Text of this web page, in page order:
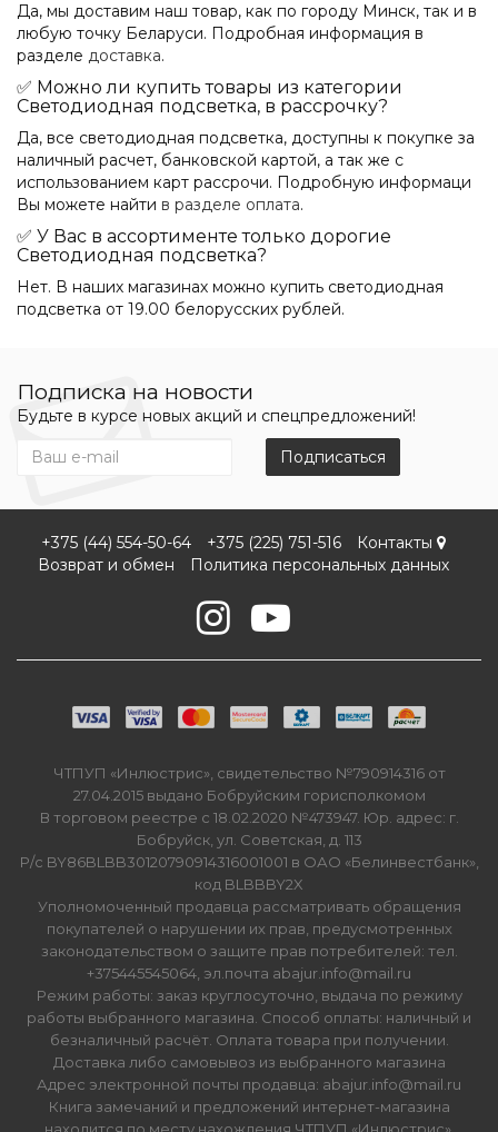
Да, мы доставим наш товар, как по городу Минск, так и в
любую точку Беларуси. Подробная информация в
разделе доставка.
✅ Можно ли купить товары из категории
Светодиодная подсветка, в рассрочку?
Да, все светодиодная подсветка, доступны к покупке за
наличный расчет, банковской картой, а так же с
использованием карт рассрочи. Подробную информаци
Вы можете найти в разделе оплата.
✅ У Вас в ассортименте только дорогие
Светодиодная подсветка?
Нет. В наших магазинах можно купить светодиодная
подсветка от 19.00 белорусских рублей.
Подписка на новости
Будьте в курсе новых акций и спецпредложений!
Подписаться
+375 (44) 554-50-64 +375 (225) 751-516
Контакты
Возврат и обмен
Политика персональных данных
ЧТПУП «Инлюстрис», свидетельство №790914316 от
27.04.2015 выдано Бобруйским горисполкомом
В торговом реестре с 18.02.2020 №473947. Юр. адрес: г.
Бобруйск, ул. Советская, д. 113
Р/с BY86BLBB30120790914316001001 в ОАО «Белинвестбанк»,
код BLBBBY2X
Уполномоченный продавца рассматривать обращения
покупателей о нарушении их прав, предусмотренных
законодательством о защите прав потребителей: тел.
+375445545064, эл.почта abajur.info@mail.ru
Режим работы: заказ круглосуточно, выдача по режиму
работы выбранного магазина. Способ оплаты: наличный и
безналичный расчёт. Оплата товара при получении.
Доставка либо самовывоз из выбранного магазина
Адрес электронной почты продавца: abajur.info@mail.ru
Книга замечаний и предложений интернет-магазина